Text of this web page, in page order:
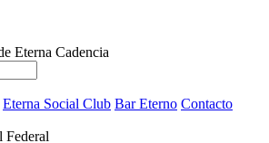
Eterna Cadencia
Eterna Social Club Bar Eterno Contacto
Federal